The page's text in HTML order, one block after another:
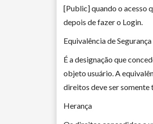
[Public] quando o acesso
depois de fazer o Login.
Equivalência de Segurança
É a designação que
objeto usuário. A
direitos deve ser somente
Herança